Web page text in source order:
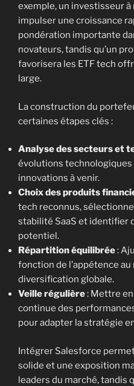
exemple, un investisseur
impulser une croissance
pondération importante
novateurs, tandis qu’un
favorisera les ETF tech
large.
La construction du
certaines étapes clés :
Analyse des secteurs et
évolutions
innovations à venir.
Choix des produits
tech reconnus,
stabilité SaaS et identifier
potentiel.
Répartition équilibrée:
fonction de l’appétence
diversification globale.
Veille régulière: Mettre
continue des
pour adapter la stratégie
Intégrer Salesforce
solide et une exposition
leaders du marché, tandis